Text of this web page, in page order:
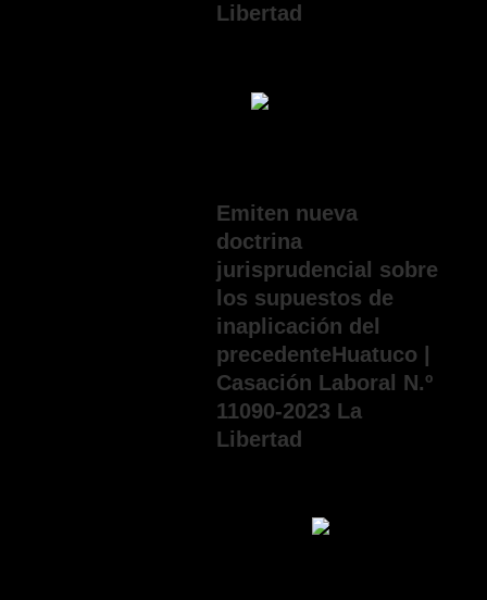
Libertad
Emiten nueva
doctrina
jurisprudencial sobre
los supuestos de
inaplicación del
precedenteHuatuco |
Casación Laboral N.º
11090-2023 La
Libertad